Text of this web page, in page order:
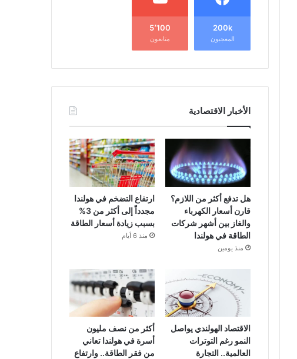
200k
المعجبون
5٬100
متابعون
الأخبار الاقتصادية
هل تدفع أكثر من اللازم؟
قارن أسعار الكهرباء
والغاز بين أشهر شركات
الطاقة في هولندا
منذ يومين
ارتفاع التضخم في هولندا
مجدداً إلى أكثر من 3%
بسبب زيادة أسعار الطاقة
منذ 6 أيام
الاقتصاد الهولندي يواصل
النمو رغم التوترات
العالمية.. التجارة
أكثر من نصف مليون
أسرة في هولندا تعاني
من فقر الطاقة.. وارتفاع